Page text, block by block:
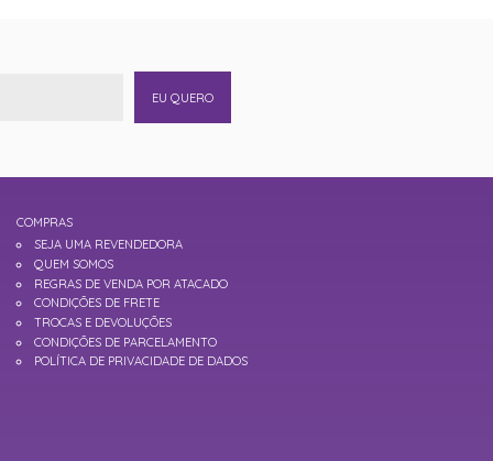
EU QUERO
COMPRAS
SEJA UMA REVENDEDORA
QUEM SOMOS
REGRAS DE VENDA POR ATACADO
CONDIÇÕES DE FRETE
TROCAS E DEVOLUÇÕES
CONDIÇÕES DE PARCELAMENTO
POLÍTICA DE PRIVACIDADE DE DADOS